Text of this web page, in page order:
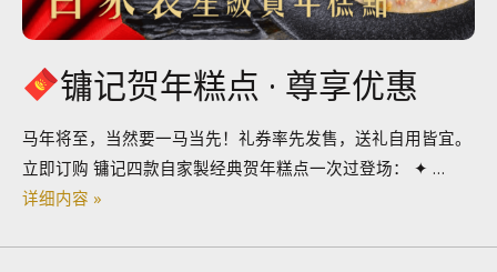
镛记贺年糕点 · 尊享优惠
马年将至，当然要一马当先！礼券率先发售，送礼自用皆宜。
立即订购 镛记四款自家製经典贺年糕点一次过登场： ✦ …
详细内容 »